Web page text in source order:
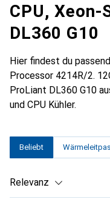
CPU,
DL360 G10
Hier findest du
Processor 4214R/2.
ProLiant DL360 G10
und CPU Kühler.
Beliebt
Relevanz